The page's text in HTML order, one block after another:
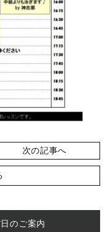
次の記事へ
のご案内